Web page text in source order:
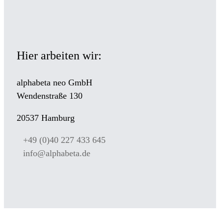
Hier arbeiten wir:
alphabeta neo GmbH
Wendenstraße 130
20537 Hamburg
+49 (0)40 227 433 645
info@alphabeta.de